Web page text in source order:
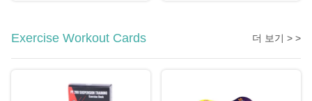
Exercise Workout Cards 더 보기 > >